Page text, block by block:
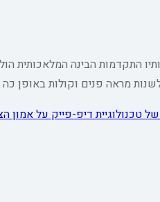
התקדמות הבינה המלאכותית
לשנות מראה פנים וקולות
טכנולוגיית דיפ-פייק על אמון